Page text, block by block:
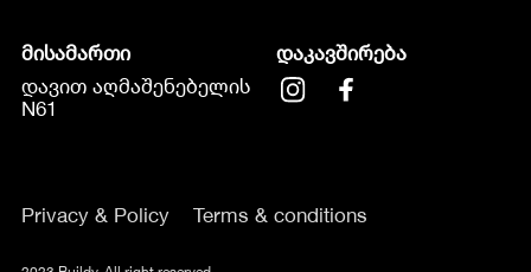
მისამართი
დავით აღმაშენებელის
N61
დაკავშირება
Privacy & Policy Terms & conditions